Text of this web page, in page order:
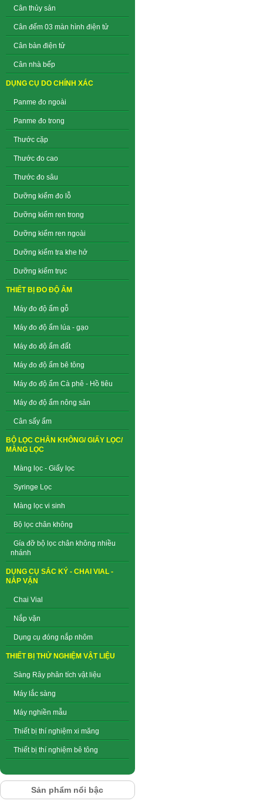
Cân thủy sản
Cân đếm 03 màn hình điện tử
Cân bàn điện tử
Cân nhà bếp
DỤNG CỤ DO CHÍNH XÁC
Panme đo ngoài
Panme đo trong
Thước cặp
Thước đo cao
Thước đo sâu
Dưỡng kiểm đo lỗ
Dưỡng kiểm ren trong
Dưỡng kiểm ren ngoài
Dưỡng kiểm tra khe hở
Dưỡng kiểm trục
THIẾT BỊ ĐO ĐỘ ẨM
Máy đo độ ẩm gỗ
Máy đo độ ẩm lúa - gạo
Máy đo độ ẩm đất
Máy đo độ ẩm bê tông
Máy đo độ ẩm Cà phê - Hồ tiêu
Máy đo độ ẩm nông sản
Cân sấy ẩm
BỘ LỌC CHÂN KHÔNG/ GIẤY LỌC/
MÀNG LỌC
Màng lọc - Giấy lọc
Syringe Lọc
Màng lọc vi sinh
Bộ lọc chân không
Gía đỡ bộ lọc chân không nhiều
nhánh
DỤNG CỤ SẮC KÝ - CHAI VIAL -
NẮP VẶN
Chai Vial
Nắp vặn
Dụng cụ đóng nắp nhôm
THIẾT BỊ THỬ NGHIỆM VẬT LIỆU
Sàng Rây phân tích vật liệu
Máy lắc sàng
Máy nghiền mẫu
Thiết bị thí nghiệm xi măng
Thiết bị thí nghiệm bê tông
Sản phẩm nổi bậc